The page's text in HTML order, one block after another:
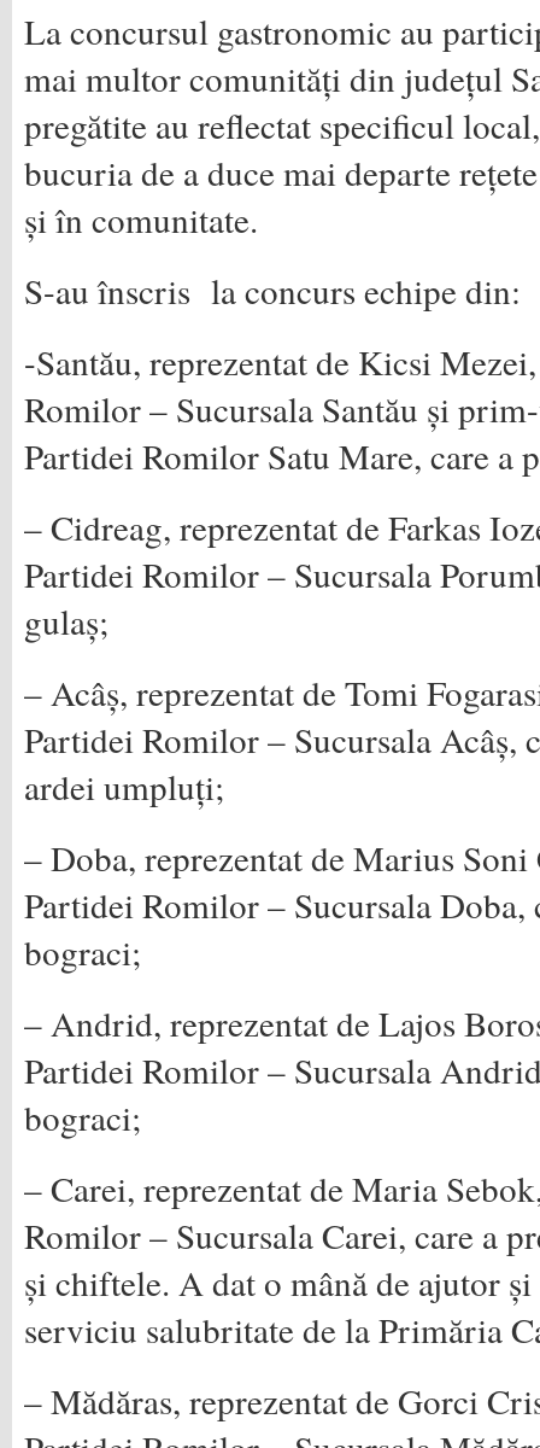
La concursul gastronomic au
mai multor comunități din județul
pregătite au reflectat specificul
bucuria de a duce mai departe
și în comunitate.
S-au înscris la concurs echipe din:
-Santău, reprezentat de Kicsi
Romilor – Sucursala Santău și
Partidei Romilor Satu Mare, care a
– Cidreag, reprezentat de Farkas
Partidei Romilor – Sucursala
gulaș;
– Acâș, reprezentat de Tomi
Partidei Romilor – Sucursala Acâș,
ardei umpluți;
– Doba, reprezentat de Marius Soni
Partidei Romilor – Sucursala Doba,
bograci;
– Andrid, reprezentat de Lajos
Partidei Romilor – Sucursala
bograci;
– Carei, reprezentat de Maria
Romilor – Sucursala Carei, care a
și chiftele. A dat o mână de ajutor
serviciu salubritate de la Primăria
– Mădăras, reprezentat de Gorci